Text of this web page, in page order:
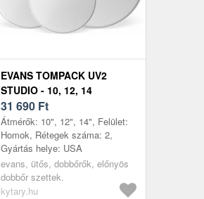
EVANS TOMPACK UV2
STUDIO - 10, 12, 14
31 690 Ft
Átmérők: 10", 12", 14", Felület:
Homok, Rétegek száma: 2,
Gyártás helye: USA
evans, ütős, dobbőrők, előnyös
dobbőr szettek.
kytary.hu